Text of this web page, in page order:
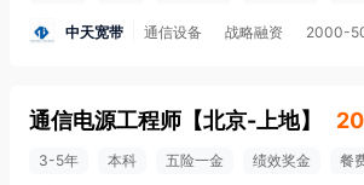
中天宽带 通信设备 战略融资 2000-
通信电源工程师 【北京-上地】
3-5年 本科 五险一金 绩效奖金 餐